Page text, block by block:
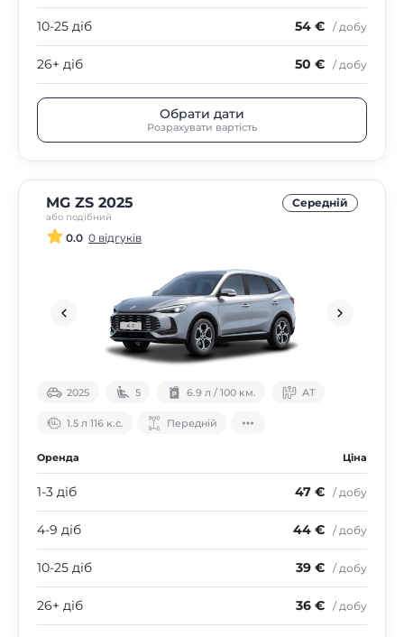
10-25 діб 54 € / добу
26+ діб 50 € / добу
Обрати дати
Розрахувати вартість
MG ZS 2025
або подібний
Середнiй
0.0 0 відгуків
2025 5 6.9 л / 100 км. АТ
1.5 л 116 к.с. Передній
Оренда Ціна
1-3 діб 47 € / добу
4-9 діб 44 € / добу
10-25 діб 39 € / добу
26+ діб 36 € / добу